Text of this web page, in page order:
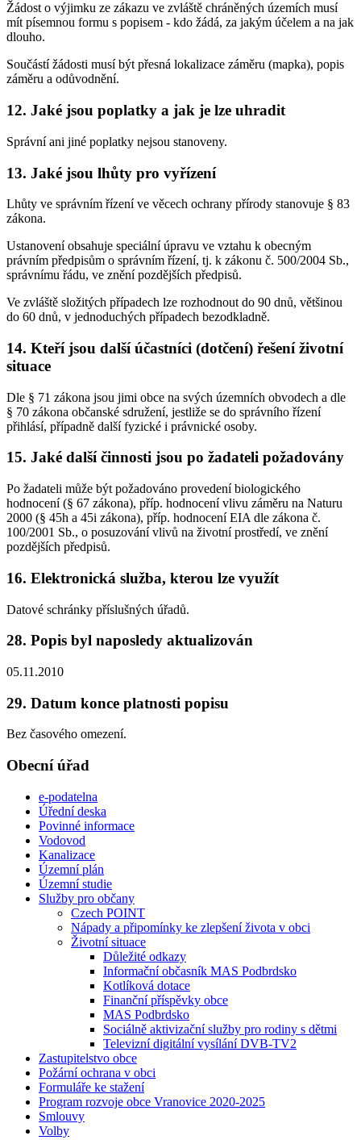
Žádost o výjimku ze zákazu ve zvláště chráněných územích musí
mít písemnou formu s popisem - kdo žádá, za jakým účelem a na jak
dlouho.
Součástí žádosti musí být přesná lokalizace záměru (mapka), popis
záměru a odůvodnění.
12. Jaké jsou poplatky a jak je lze uhradit
Správní ani jiné poplatky nejsou stanoveny.
13. Jaké jsou lhůty pro vyřízení
Lhůty ve správním řízení ve věcech ochrany přírody stanovuje § 83
zákona.
Ustanovení obsahuje speciální úpravu ve vztahu k obecným
právním předpisům o správním řízení, tj. k zákonu č. 500/2004 Sb.,
správnímu řádu, ve znění pozdějších předpisů.
Ve zvláště složitých případech lze rozhodnout do 90 dnů, většinou
do 60 dnů, v jednoduchých případech bezodkladně.
14. Kteří jsou další účastníci (dotčení) řešení životní
situace
Dle § 71 zákona jsou jimi obce na svých územních obvodech a dle
§ 70 zákona občanské sdružení, jestliže se do správního řízení
přihlásí, případně další fyzické i právnické osoby.
15. Jaké další činnosti jsou po žadateli požadovány
Po žadateli může být požadováno provedení biologického
hodnocení (§ 67 zákona), příp. hodnocení vlivu záměru na Naturu
2000 (§ 45h a 45i zákona), příp. hodnocení EIA dle zákona č.
100/2001 Sb., o posuzování vlivů na životní prostředí, ve znění
pozdějších předpisů.
16. Elektronická služba, kterou lze využít
Datové schránky příslušných úřadů.
28. Popis byl naposledy aktualizován
05.11.2010
29. Datum konce platnosti popisu
Bez časového omezení.
Obecní úřad
e-podatelna
Úřední deska
Povinné informace
Vodovod
Kanalizace
Územní plán
Územní studie
Služby pro občany
Czech POINT
Nápady a připomínky ke zlepšení života v obci
Životní situace
Důležité odkazy
Informační občasník MAS Podbrdsko
Kotlíková dotace
Finanční příspěvky obce
MAS Podbrdsko
Sociálně aktivizační služby pro rodiny s dětmi
Televizní digitální vysílání DVB-TV2
Zastupitelstvo obce
Požární ochrana v obci
Formuláře ke stažení
Program rozvoje obce Vranovice 2020-2025
Smlouvy
Volby